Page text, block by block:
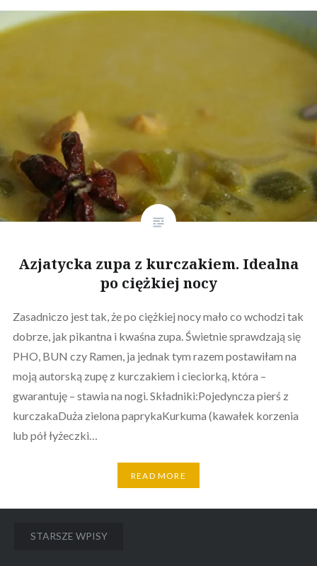
Azjatycka zupa z kurczakiem. Idealna
po ciężkiej nocy
Zasadniczo jest tak, że po ciężkiej nocy mało co wchodzi tak
dobrze, jak pikantna i kwaśna zupa. Świetnie sprawdzają się
PHO, BUN czy Ramen, ja jednak tym razem postawiłam na
moją autorską zupę z kurczakiem i cieciorką, która –
gwarantuję – stawia na nogi. Składniki:Pojedyncza pierś z
kurczakaDuża zielona paprykaKurkuma (kawałek korzenia
lub pół łyżeczki…
READ MORE
Nawigacja
STARSZE WPISY